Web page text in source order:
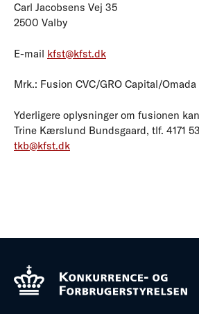
Carl Jacobsens Vej 35
2500 Valby
E-mail kfst@kfst.dk
Mrk.: Fusion CVC/GRO Capital/
Yderligere oplysninger om fusionen
Trine Kærslund Bundsgaard, tlf. 4171
tkb@kfst.dk